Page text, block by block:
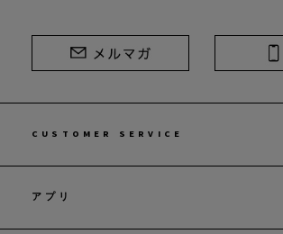
CUSTOMER SERVICE
アプリ